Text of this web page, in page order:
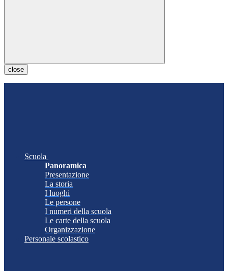
close
Scuola
Panoramica
Presentazione
La storia
I luoghi
Le persone
I numeri della scuola
Le carte della scuola
Organizzazione
Personale scolastico